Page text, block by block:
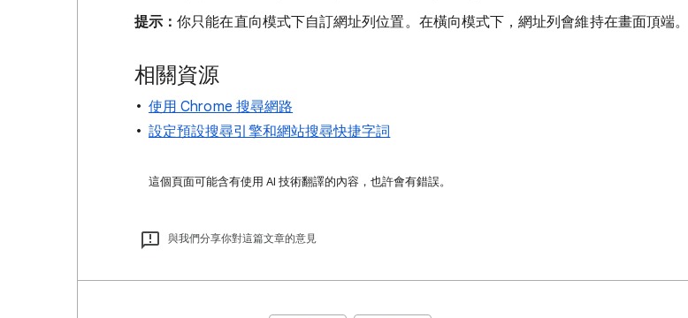
提示：你只能在直向模式下自訂網址列位置。在橫向模式下，網址列會維持在畫面頂端。
相關資源
使用 Chrome 搜尋網路
設定預設搜尋引擎和網站搜尋快捷字詞
這個頁面可能含有使用 AI 技術翻譯的內容，也許會有錯誤。
與我們分享你對這篇文章的意見